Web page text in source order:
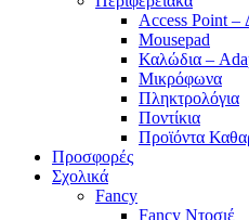
Access Point –
Mousepad
Καλώδια –
Μικρόφωνα
Πληκτρολόγια
Ποντίκια
Προϊόντα
Προσφορές
Σχολικά
Fancy
Fancy Ντοσιέ